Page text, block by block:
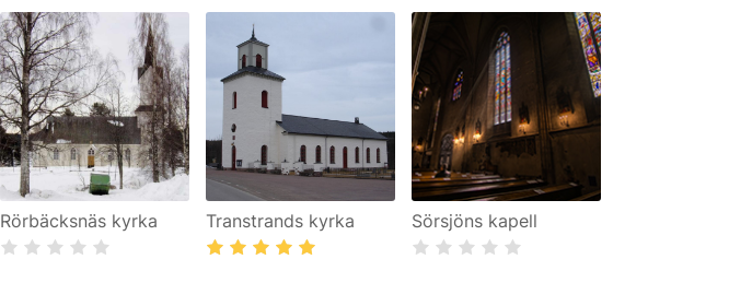
Rörbäcksnäs kyrka Transtrands kyrka Sörsjöns kapell